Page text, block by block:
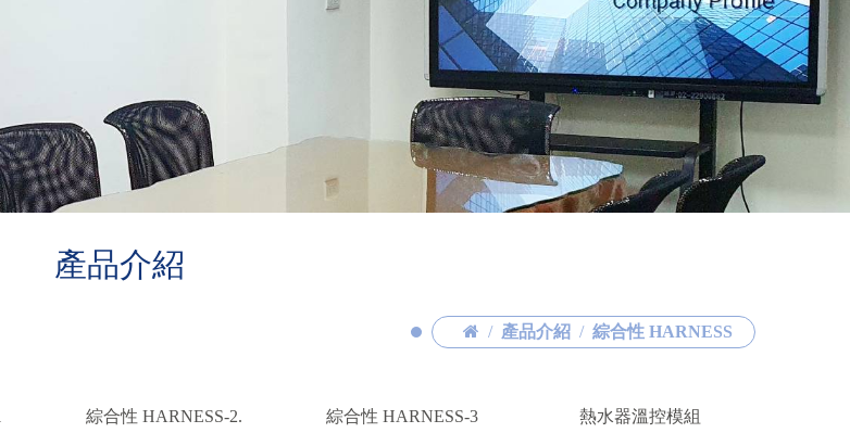
產品介紹
產品介紹 綜合性 HARNESS
綜合性 HARNESS-2. 綜合性 HARNESS-3 熱水器溫控模組